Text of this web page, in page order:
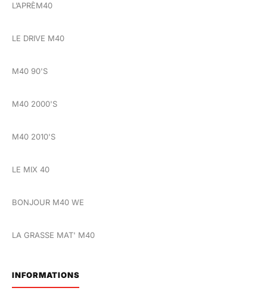
L’APRÈM40
LE DRIVE M40
M40 90'S
M40 2000'S
M40 2010'S
LE MIX 40
BONJOUR M40 WE
LA GRASSE MAT' M40
INFORMATIONS